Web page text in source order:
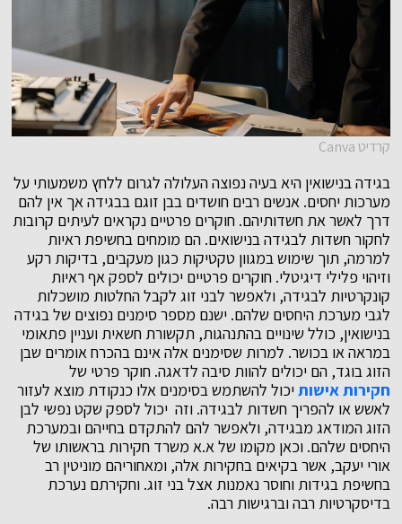
קרדיט Canva
בגידה בנישואין היא בעיה נפוצה העלולה לגרום ללחץ משמעותי על
מערכות יחסים. אנשים רבים חושדים בבן זוגם בבגידה אך אין להם
דרך לאשר את חשדותיהם. חוקרים פרטיים נקראים לעיתים קרובות
לחקור חשדות לבגידה בנישואים. הם מומחים בחשיפת ראיות
למרמה, תוך שימוש במגוון טקטיקות כגון מעקבים, בדיקות רקע
וזיהוי פלילי דיגיטלי. חוקרים פרטיים יכולים לספק אף ראיות
קונקרטיות לבגידה, ולאפשר לבני זוג לקבל החלטות מושכלות
לגבי מערכת היחסים שלהם. ישנם מספר סימנים נפוצים של בגידה
בנישואין, כולל שינויים בהתנהגות, תקשורת חשאית ועניין פתאומי
במראה או בכושר. למרות שסימנים אלה אינם בהכרח אומרים שבן
הזוג בוגד, הם יכולים להוות סיבה לדאגה. חוקר פרטי של
חקירות אישותיכול להשתמש בסימנים אלו כנקודת מוצא לעזור
לאשש או להפריך חשדות לבגידה. וזה יכול לספק שקט נפשי לבן
הזוג המודאג מבגידה, ולאפשר להם להתקדם בחייהם ובמערכת
היחסים שלהם. וכאן מקומו של א.א משרד חקירות בראשותו של
אורי יעקב, אשר בקיאים בחקירות אלה, ומאחוריהם מוניטין רב
בחשיפת בגידות וחוסר נאמנות אצל בני זוג. וחקירתם נערכת
בדיסקרטיות רבה וברגישות רבה.